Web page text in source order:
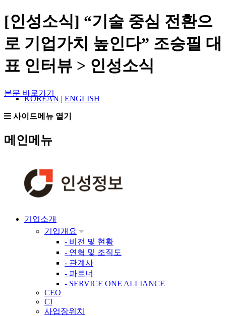
[인성소식] “기술 중심 전환으
로 기업가치 높인다” 조승필 대
표 인터뷰 > 인성소식
본문 바로가기
KOREAN | ENGLISH
사이드메뉴 열기
메인메뉴
기업소개
기업개요
- 비전 및 현황
- 연혁 및 조직도
- 관계사
- 파트너
- SERVICE ONE ALLIANCE
CEO
CI
사업장위치